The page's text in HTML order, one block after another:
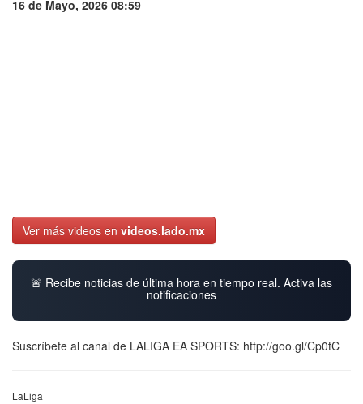
16 de Mayo, 2026 08:59
Ver más videos en videos.lado.mx
🚨 Recibe noticias de última hora en tiempo real. Activa las
notificaciones
Suscríbete al canal de LALIGA EA SPORTS: http://goo.gl/Cp0tC
LaLiga